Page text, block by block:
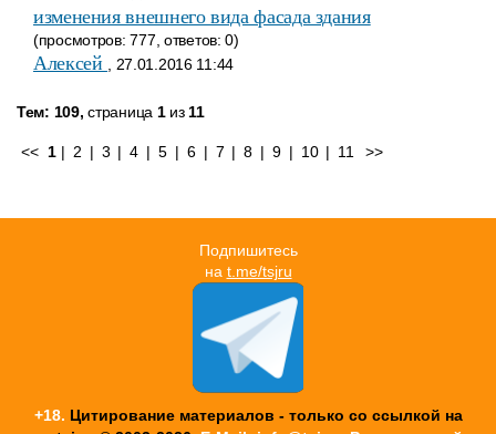
изменения внешнего вида фасада здания
(просмотров: 777, ответов: 0)
Алексей , 27.01.2016 11:44
Тем: 109, страница 1из 11
<< 1 | 2 | 3 | 4 | 5 | 6 | 7 | 8 | 9 | 10 | 11 >>
Подпишитесь
на t.me/tsjru
+18. Цитирование материалов - только со ссылкой на